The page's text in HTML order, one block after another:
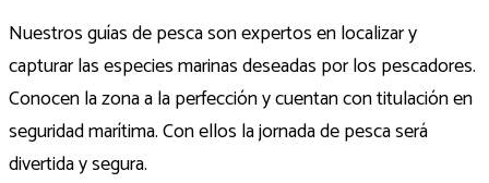
Nuestros guías de pesca son expertos en localizar y
capturar las especies marinas deseadas por los pescadores.
Conocen la zona a la perfección y cuentan con titulación en
seguridad marítima. Con ellos la jornada de pesca será
divertida y segura.